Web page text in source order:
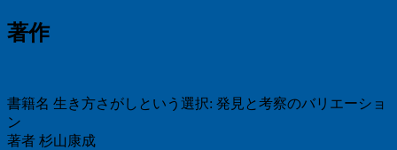
著作
書籍名 生き方さがしという選択: 発見と考察のバリエーショ
ン
著者 杉山康成